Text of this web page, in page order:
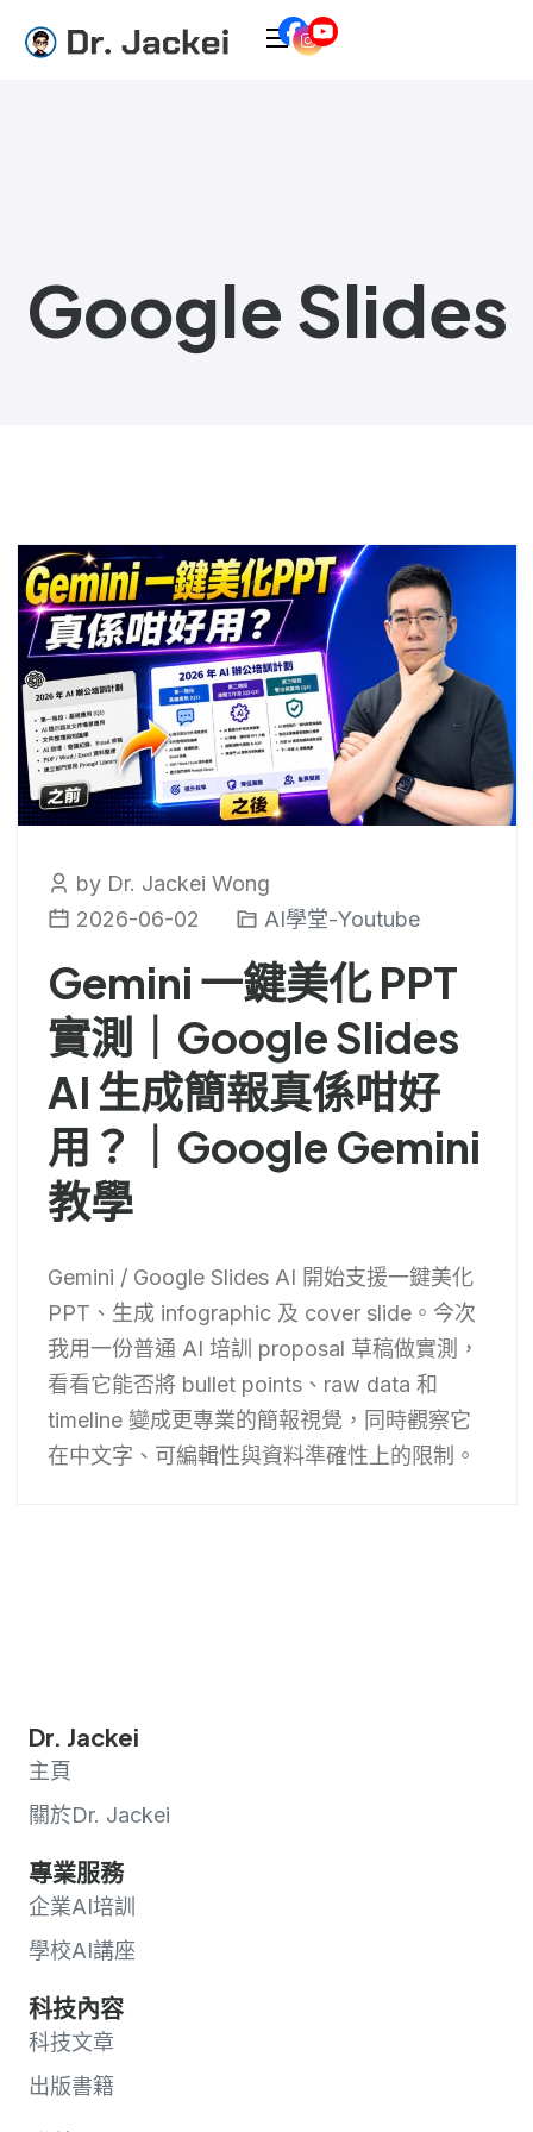
Google Slides
by Dr. Jackei Wong
2026-06-02
AI學堂-Youtube
Gemini 一鍵美化 PPT
實測｜Google Slides
AI 生成簡報真係咁好
用？｜Google Gemini
教學
Gemini / Google Slides AI 開始支援一鍵美化
PPT、生成 infographic 及 cover slide。今次
我用一份普通 AI 培訓 proposal 草稿做實測，
看看它能否將 bullet points、raw data 和
timeline 變成更專業的簡報視覺，同時觀察它
在中文字、可編輯性與資料準確性上的限制。
Dr. Jackei
主頁
關於Dr. Jackei
專業服務
企業AI培訓
學校AI講座
科技內容
科技文章
出版書籍